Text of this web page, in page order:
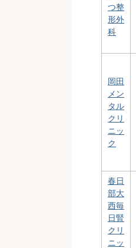
つ整
形外
科
岡田
メン
タル
クリ
ニッ
ク
春日
部大
西毎
日腎
クリ
ニッ